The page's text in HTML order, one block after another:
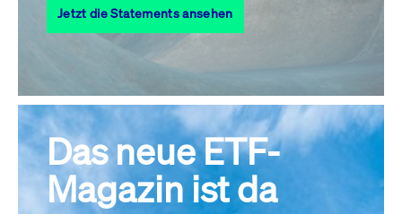
31
Alle Events
Jetzt die Statements ansehen
Das neue ETF-
Magazin ist da